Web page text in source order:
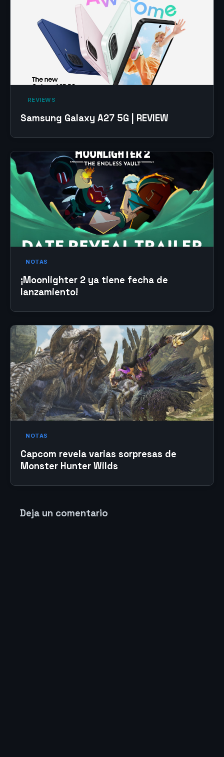
‎ REVIEWS‎
Samsung Galaxy A27 5G | REVIEW
NOTAS
¡Moonlighter 2 ya tiene fecha de
lanzamiento!
NOTAS
Capcom revela varias sorpresas de
Monster Hunter Wilds
Deja un comentario